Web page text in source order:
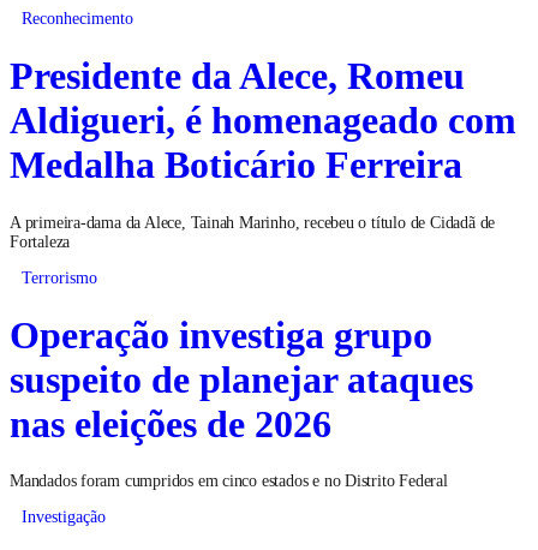
Reconhecimento
Presidente da Alece, Romeu
Aldigueri, é homenageado com
Medalha Boticário Ferreira
A primeira-dama da Alece, Tainah Marinho, recebeu o título de Cidadã de
Fortaleza
Terrorismo
Operação investiga grupo
suspeito de planejar ataques
nas eleições de 2026
Mandados foram cumpridos em cinco estados e no Distrito Federal
Investigação